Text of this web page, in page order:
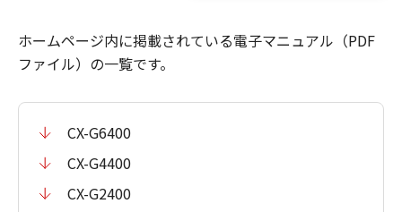
ホームページ内に掲載されている電子マニュアル（PDF
ファイル）の一覧です。
CX-G6400
CX-G4400
CX-G2400